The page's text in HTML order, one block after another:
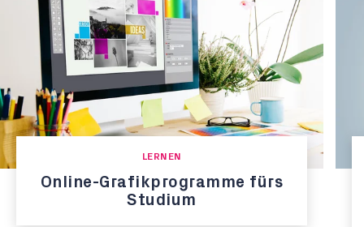
LERNEN
Online-Grafikprogramme fürs
Studium